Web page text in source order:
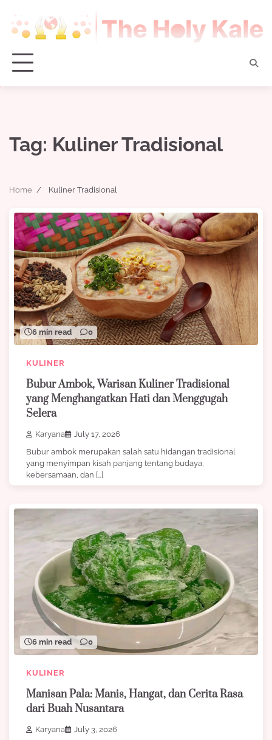
content
Tag: Kuliner Tradisional
Home Kuliner Tradisional
6 min read 0
KULINER
Bubur Ambok, Warisan Kuliner Tradisional
yang Menghangatkan Hati dan Menggugah
Selera
Karyana
July 17, 2026
Bubur ambok merupakan salah satu hidangan tradisional
yang menyimpan kisah panjang tentang budaya,
kebersamaan, dan […]
6 min read 0
KULINER
Manisan Pala: Manis, Hangat, dan Cerita Rasa
dari Buah Nusantara
Karyana
July 3, 2026